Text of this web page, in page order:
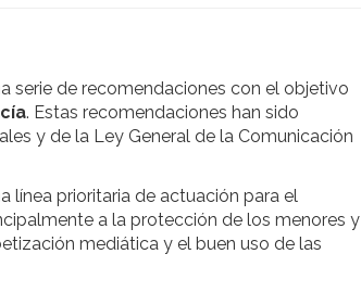
serie de recomendaciones con el objetivo
. Estas recomendaciones han sido
y de la Ley General de la Comunicación
línea prioritaria de actuación para el
a la protección de los menores y
mediática y el buen uso de las